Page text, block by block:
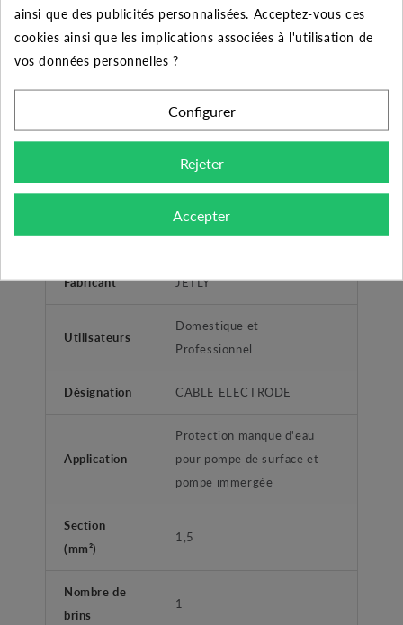
Câble conçu pour connecter votre électrode qu'elle soit
en INOX ou DSN.
Résistant et immergeable, il sera l'accessoire
indispensable pour votre montage.
CARACTÉRISTIQUES GÉNÉRALES
Garantie 2 ans
Fabricant JETLY
Utilisateurs
Domestique et
Professionnel
Désignation CABLE ELECTRODE
Application
Protection manque d'eau
pour pompe de surface et
pompe immergée
Section
(mm²)
1,5
Nombre de
brins
1
ainsi que des publicités personnalisées. Acceptez-vous ces
cookies ainsi que les implications associées à l'utilisation de
vos données personnelles ?
Configurer
Rejeter
Accepter